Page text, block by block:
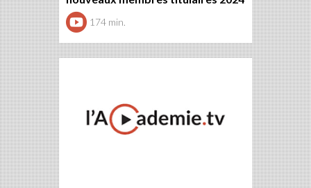
174 min.